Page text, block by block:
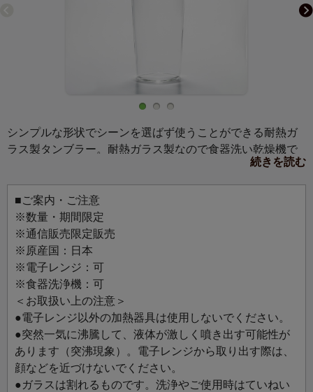
シンプルな形状でシーンを選ばず使うことができる耐熱ガ
ラス製タンブラー。耐熱ガラス製なので食器洗い乾燥機で
続きを読む
■ご案内・ご注意
※数量・期間限定
※通信販売限定販売
※原産国：日本
※電子レンジ：可
※食器洗浄機：可
＜お取扱い上の注意＞
●電子レンジ以外の加熱器具は使用しないでください。
●突然一気に沸騰して、液体が激しく噴き出す可能性が
あります（突沸現象）。電子レンジから取り出す際は、
顔などを近づけないでください。
●ガラスは割れるものです。洗浄やご使用時はていねい